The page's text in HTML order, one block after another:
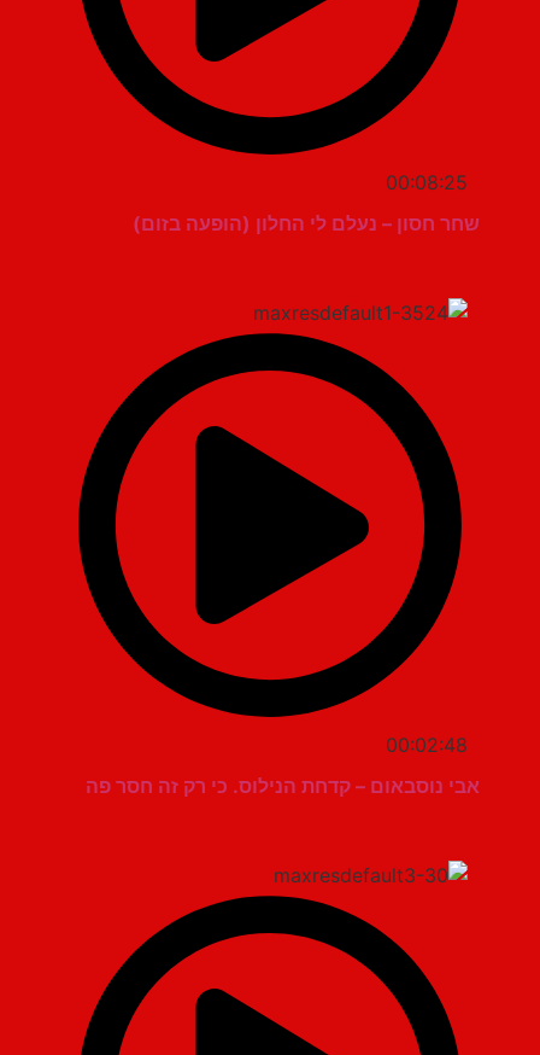
00:08:25
שחר חסון – נעלם לי החלון (הופעה בזום)
00:02:48
אבי נוסבאום – קדחת הנילוס. כי רק זה חסר פה